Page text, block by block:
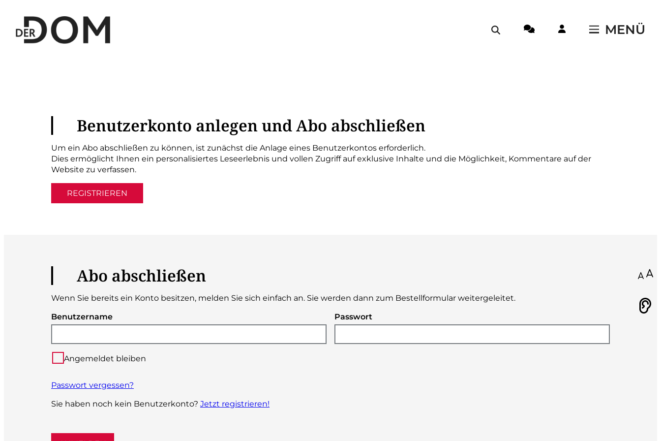
MENÜ
Benutzerkonto anlegen und Abo abschließen
Um ein Abo abschließen zu können, ist zunächst die Anlage eines Benutzerkontos erforderlich.
Dies ermöglicht Ihnen ein personalisiertes Leseerlebnis und vollen Zugriff auf exklusive Inhalte und die Möglichkeit, Kommentare auf der
Website zu verfassen.
REGISTRIEREN
Abo abschließen
Wenn Sie bereits ein Konto besitzen, melden Sie sich einfach an. Sie werden dann zum Bestellformular weitergeleitet.
Benutzername
Passwort
Angemeldet bleiben
Passwort vergessen?
Sie haben noch kein Benutzerkonto? Jetzt registrieren!